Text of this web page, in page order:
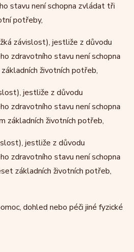
stavu není schopna zvládat tři
potřeby,
závislost), jestliže z důvodu
zdravotního stavu není schopna
životních potřeb,
jestliže z důvodu
zdravotního stavu není schopna
základních životních potřeb,
jestliže z důvodu
zdravotního stavu není schopna
základních životních potřeb,
dohled nebo péči jiné fyzické